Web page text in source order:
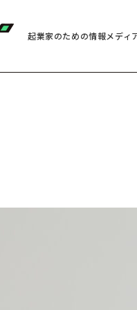
起業家のための情報メディ